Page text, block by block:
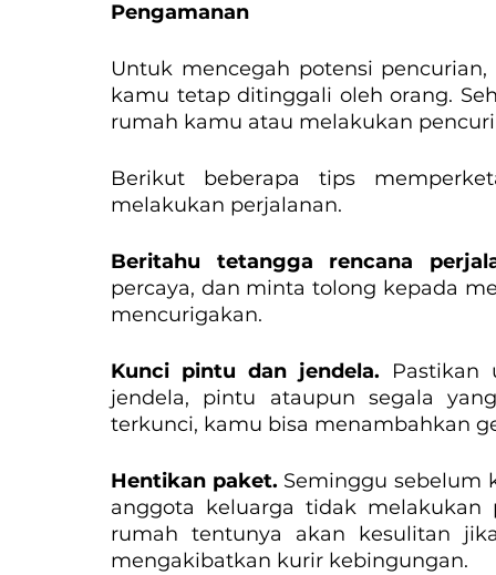
Pengamanan
Untuk mencegah potensi
kamu tetap ditinggali oleh orang.
rumah kamu atau melakukan
Berikut beberapa tips
melakukan perjalanan.
Beritahu tetangga rencana
percaya, dan minta tolong kepada
mencurigakan.
Kunci pintu dan jendela.
Pastikan
jendela, pintu ataupun segala
terkunci, kamu bisa menambahkan
Hentikan paket. Seminggu sebelum
anggota keluarga tidak
rumah tentunya akan kesulitan
mengakibatkan kurir kebingungan.